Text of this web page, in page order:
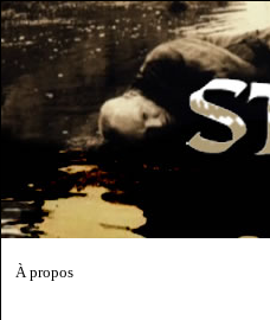
À propos